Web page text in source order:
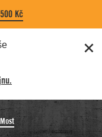
Kč